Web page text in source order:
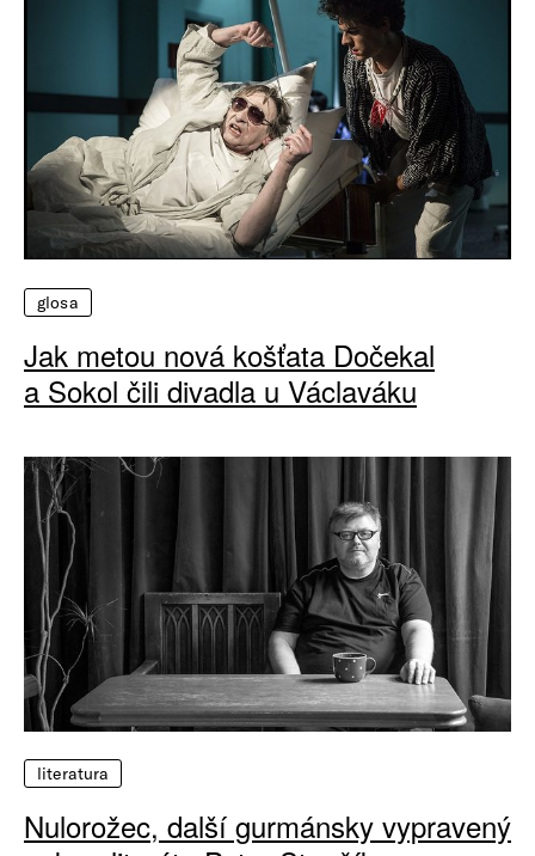
glosa
Jak metou nová košťata Dočekal
a Sokol čili divadla u Václaváku
literatura
Nulorožec, další gurmánsky vypravený